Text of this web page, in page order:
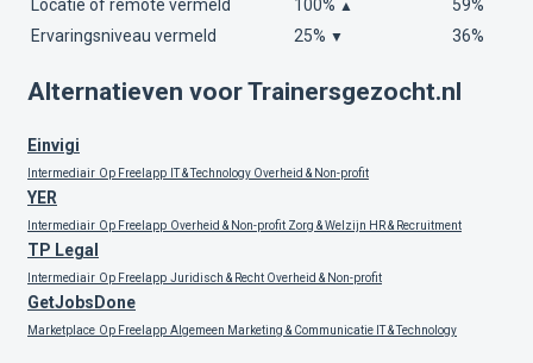
Locatie of remote vermeld
100% ▲
59%
Ervaringsniveau vermeld
25% ▼ 36%
Alternatieven voor Trainersgezocht.nl
Einvigi
Intermediair Op Freelapp IT & Technology Overheid & Non-profit
YER
Intermediair Op Freelapp Overheid & Non-profit Zorg & Welzijn HR & Recruitment
TP Legal
Intermediair Op Freelapp Juridisch & Recht Overheid & Non-profit
GetJobsDone
Marketplace Op Freelapp Algemeen Marketing & Communicatie IT & Technology